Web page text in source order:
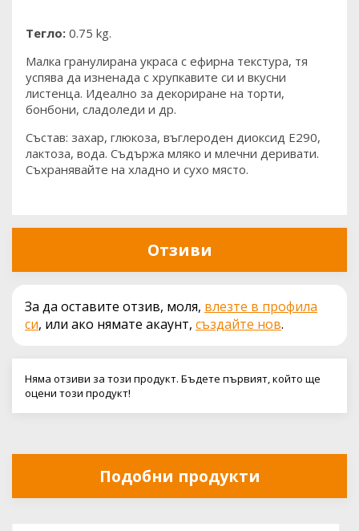
Тегло: 0.75 kg.
Малка гранулирана украса с ефирна текстура, тя
успява да изненада с хрупкавите си и вкусни
листенца. Идеално за декориране на торти,
бонбони, сладоледи и др.
Състав: захар, глюкоза, въглероден диоксид Е290,
лактоза, вода. Съдържа мляко и млечни деривати.
Съхранявайте на хладно и сухо място.
Отзиви
За да оставите отзив, моля, влезте в профила
си, или ако нямате акаунт, създайте нов.
Няма отзиви за този продукт. Бъдете първият, който ще
оцени този продукт!
Подобни продукти